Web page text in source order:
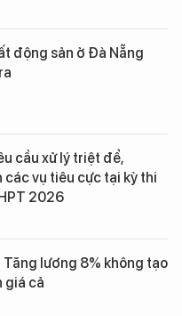
động sản ở Đà Nẵng
cầu xử lý triệt để,
các vụ tiêu cực tại kỳ thi
2026
Tăng lương 8% không tạo
giá cả